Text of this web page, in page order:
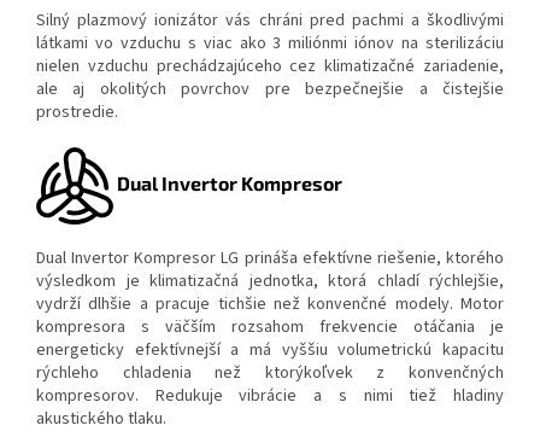
Silný plazmový ionizátor vás chráni pred pachmi a škodlivými
látkami vo vzduchu s viac ako 3 miliónmi iónov na sterilizáciu
nielen vzduchu prechádzajúceho cez klimatizačné zariadenie,
ale aj okolitých povrchov pre bezpečnejšie a čistejšie
prostredie.
Dual Invertor Kompresor
Dual Invertor Kompresor LG prináša efektívne riešenie, ktorého
výsledkom je klimatizačná jednotka, ktorá chladí rýchlejšie,
vydrží dlhšie a pracuje tichšie než konvenčné modely. Motor
kompresora s väčším rozsahom frekvencie otáčania je
energeticky efektívnejší a má vyššiu volumetrickú kapacitu
rýchleho chladenia než ktorýkoľvek z konvenčných
kompresorov. Redukuje vibrácie a s nimi tiež hladiny
akustického tlaku.